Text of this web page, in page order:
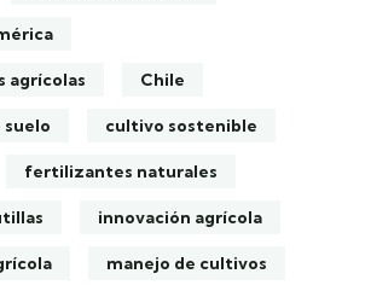
agrícolas Chile
cultivo sostenible
fertilizantes naturales
innovación agrícola
manejo de cultivos